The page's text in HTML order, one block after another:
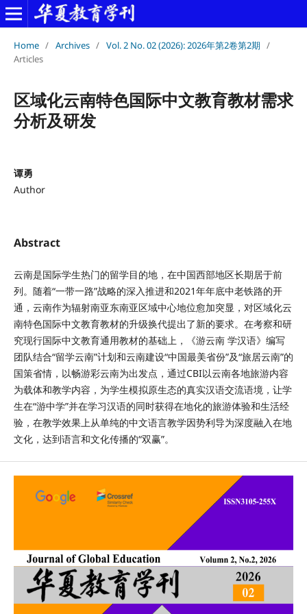
Home / Archives / Vol. 2 No. 02 (2026): 2026年第2卷第2期 /
Articles
区域化云南特色国际中文教育教材需求
分析及研发
谭勇
Author
Abstract
云南是国际学生热门的留学目的地，在中国西部地区长期居于前
列。随着“一带一路”战略的深入推进和2021年年底中老铁路的开
通，云南作为辐射南亚东南亚区域中心地位愈加突显，对区域化云
南特色国际中文教育教材的升级换代提出了新的要求。在考察和研
究现行国际中文教育通用教材的基础上，《游云南 学汉语》编写
团队结合“留学云南”计划和云南建设“中国最美省份”及“旅居云南”的
国策省情，以畅游彩云南为出发点，通过CBI以云南各地旅游内容
为载体和教学内容，为学生模拟原生态的真实汉语交流语境，让学
生在“游中学”并在学习汉语的同时获得在地化的旅游体验和生活经
验，在教学效果上从单纯的中文语言教学因势利导为深度融入在地
文化，达到语言和文化传播的“双赢”。